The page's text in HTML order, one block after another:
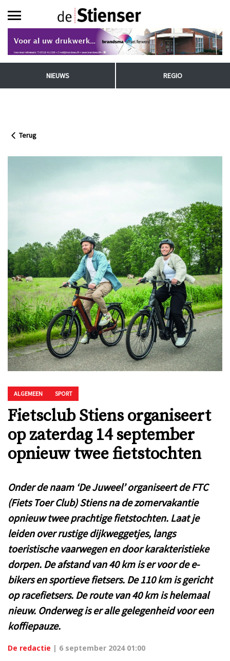
NIEUWS REGIO
Terug
ALGEMEEN SPORT
Fietsclub Stiens organiseert
op zaterdag 14 september
opnieuw twee fietstochten
Onder de naam ‘De Juweel’ organiseert de FTC
(Fiets Toer Club) Stiens na de zomervakantie
opnieuw twee prachtige fietstochten. Laat je
leiden over rustige dijkweggetjes, langs
toeristische vaarwegen en door karakteristieke
dorpen. De afstand van 40 km is er voor de e-
bikers en sportieve fietsers. De 110 km is gericht
op racefietsers. De route van 40 km is helemaal
nieuw. Onderweg is er alle gelegenheid voor een
koffiepauze.
De redactie | 6 september 2024 01:00